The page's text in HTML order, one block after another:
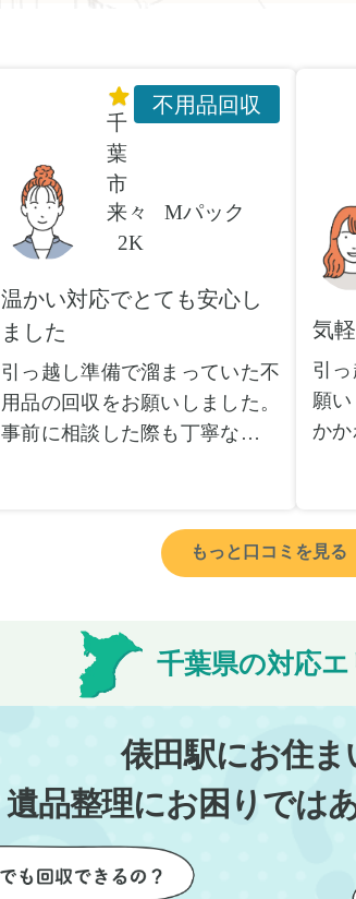
千
葉
市
来々
Mパック
2K
不用品回収
温かい対応でとても安心し
ました
引っ越し準備で溜まっていた不
用品の回収をお願いしました。
事前に相談した際も丁寧な対応
や壊れた家電など、処分が難し
いものが多かったのですが、手
当日は2名のスタッフが来てく
ださり、作業の流れや注意点を
しっかり説明していただけたの
で、こちらも安心感を持って作
業を見守ることができました。
運び出しの際も、壁や床を傷つ
ていただき、家全体がスムーズ
に片付いていくのがとても嬉し
気
引
願
かか
いし
特に
業を
事
格
費用
でき
けが
と
もっと口コミを見る
千葉県の対応エ
俵田駅にお住ま
遺品整理にお困りでは